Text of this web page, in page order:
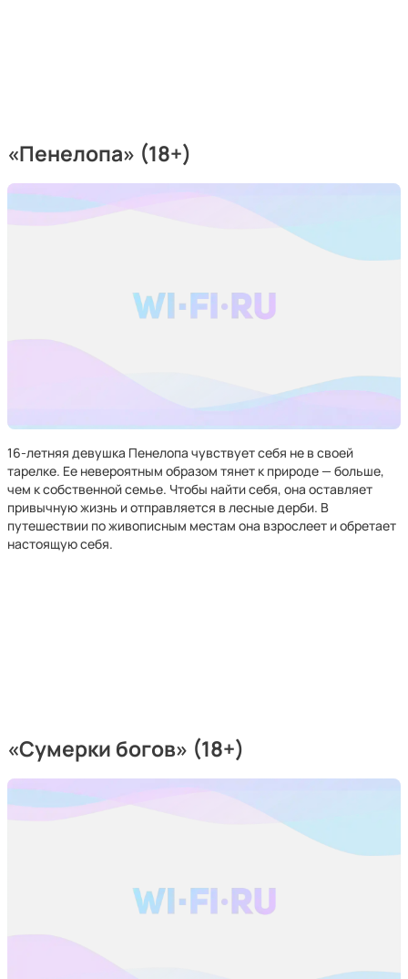
«Пенелопа» (18+)
16-летняя девушка Пенелопа чувствует себя не в своей
тарелке. Ее невероятным образом тянет к природе — больше,
чем к собственной семье. Чтобы найти себя, она оставляет
привычную жизнь и отправляется в лесные дерби. В
путешествии по живописным местам она взрослеет и обретает
настоящую себя.
«Сумерки богов» (18+)